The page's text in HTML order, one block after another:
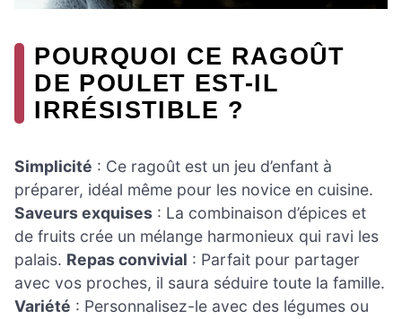
POURQUOI CE RAGOÛT
DE POULET EST-IL
IRRÉSISTIBLE ?
Simplicité : Ce ragoût est un jeu d’enfant à
préparer, idéal même pour les novice en cuisine.
Saveurs exquises : La combinaison d’épices et
de fruits crée un mélange harmonieux qui ravi les
palais. Repas convivial : Parfait pour partager
avec vos proches, il saura séduire toute la famille.
Variété : Personnalisez-le avec des légumes ou